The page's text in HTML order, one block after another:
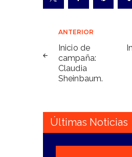
Navegación
de
entradas
ANTERIOR
Inicio de
campaña:
Claudia
Sheinbaum.
Últimas Noticias